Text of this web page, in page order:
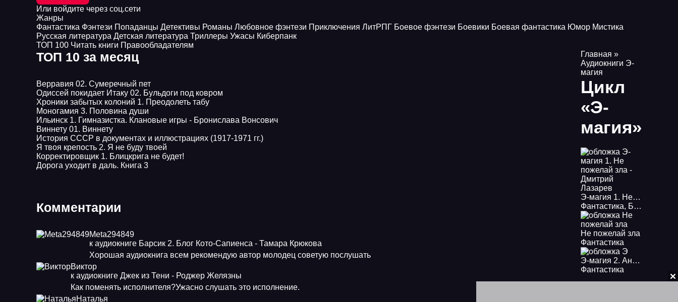
Или войдите через соц.сети
Жанры
Фантастика Фэнтези Попаданцы Детективы Романы Любовное фэнтези Приключения ЛитРПГ Боевое фэнтези Боевики Боевая фантастика Юмор Мистика
Русская литература Детская литература Триллеры Ужасы Киберпанк
ТОП 100 Читать книги Правообладателям
ТОП 10 за месяц
Верравия 02. Сумеречный пет
Одиссей покидает Итаку 02. Бульдоги под ковром
Хроники забытых колоний 1. Преодолеть табу
Моногамия 3. Половина души
Ильинск 1. Гимназистка. Клановые игры - Бронислава Вонсович
Виннету 01. Виннету
История СССР в документах и иллюстрациях (1917-1971 гг.)
Я твоя крепость 2. Я не буду твоей
Корректировщик 1. Блицкрига не будет!
Дорога уходит в даль. Книга 3
Комментарии
Meta294849
к аудиокниге Барсик 2. Блог Кото-Сапиенса - Тамара Крюкова
Хорошая аудиокнига всем рекомендую автор молодец советую послушать
Виктор
к аудиокниге Джек из Тени - Роджер Желязны
Как поменять исполнителя?Ужасно слушать это исполнение.
Наталья
Главная »
Аудиокниги Э-
магия
Цикл
«Э-
магия»
Э-магия 1. Не пожелай зла - Дмитрий Лазарев
Фантастика, Боевая фантастика
Не пожелай зла
Фантастика
Э-магия 2. Антивирус Логинова
Фантастика